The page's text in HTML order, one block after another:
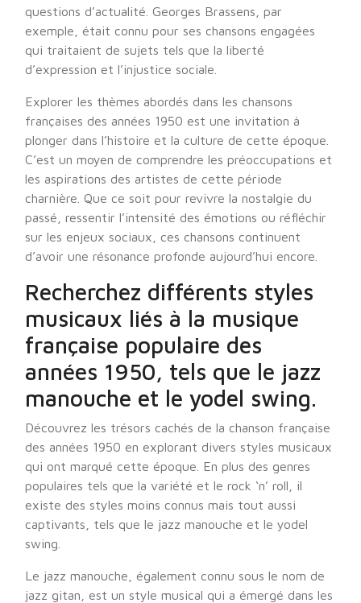
questions d’actualité. Georges Brassens, par
exemple, était connu pour ses chansons engagées
qui traitaient de sujets tels que la liberté
d’expression et l’injustice sociale.
Explorer les thèmes abordés dans les chansons
françaises des années 1950 est une invitation à
plonger dans l’histoire et la culture de cette époque.
C’est un moyen de comprendre les préoccupations et
les aspirations des artistes de cette période
charnière. Que ce soit pour revivre la nostalgie du
passé, ressentir l’intensité des émotions ou réfléchir
sur les enjeux sociaux, ces chansons continuent
d’avoir une résonance profonde aujourd’hui encore.
Recherchez différents styles
musicaux liés à la musique
française populaire des
années 1950, tels que le jazz
manouche et le yodel swing.
Découvrez les trésors cachés de la chanson française
des années 1950 en explorant divers styles musicaux
qui ont marqué cette époque. En plus des genres
populaires tels que la variété et le rock ‘n’ roll, il
existe des styles moins connus mais tout aussi
captivants, tels que le jazz manouche et le yodel
swing.
Le jazz manouche, également connu sous le nom de
jazz gitan, est un style musical qui a émergé dans les